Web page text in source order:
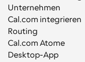
Unternehmen
Cal.com integrieren
Routing
Cal.com Atome
Desktop-App